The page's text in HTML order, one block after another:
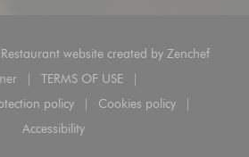
website created by Zenchef
((opens in a new window))
TERMS OF USE
((opens in a new window))
policy
((opens in a new window))
Cookies policy
((opens in a new
Accessibility
((opens in a new window))